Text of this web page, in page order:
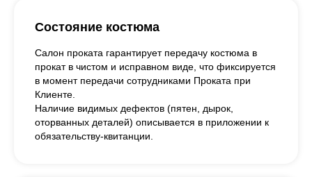
Состояние костюма
Салон проката гарантирует передачу костюма в
прокат в чистом и исправном виде, что фиксируется
в момент передачи сотрудниками Проката при
Клиенте.
Наличие видимых дефектов (пятен, дырок,
оторванных деталей) описывается в приложении к
обязательству-квитанции.